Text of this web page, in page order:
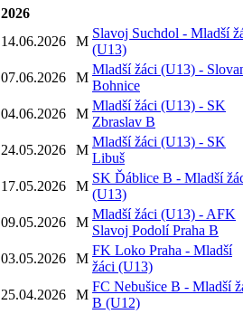
2026
14.06.2026
M
Slavoj Suchdol - Mladší
(U13)
07.06.2026
M
Mladší žáci (U13) -
Bohnice
04.06.2026
M
Mladší žáci (U13) - SK
Zbraslav B
24.05.2026
M
Mladší žáci (U13) - SK
Libuš
17.05.2026
M
SK Ďáblice B - Mladší
(U13)
09.05.2026
M
Mladší žáci (U13) - AFK
Slavoj Podolí Praha B
03.05.2026
M
FK Loko Praha - Mladší
žáci (U13)
25.04.2026
M
FC Nebušice B - Mladší
B (U12)